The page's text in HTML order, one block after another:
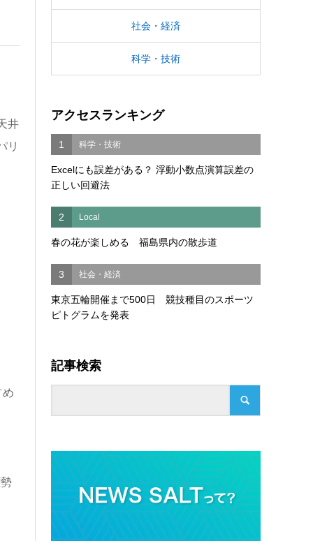
井
リ
め
社会・経済
科学・技術
アクセスランキング
1 科学・技術
Excelにも誤差がある？ 浮動小数点演算誤差の
正しい回避法
2 Local
春の花が楽しめる 福島県内の散歩道
3 社会・経済
東京五輪開催まで500日 競技種目のスポーツ
ピトグラムを発表
記事検索